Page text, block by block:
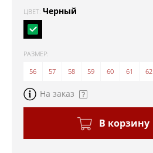
ЦВЕТ: Черный
РАЗМЕР:
56
57 58 59 60 61 62
На заказ
В корзину